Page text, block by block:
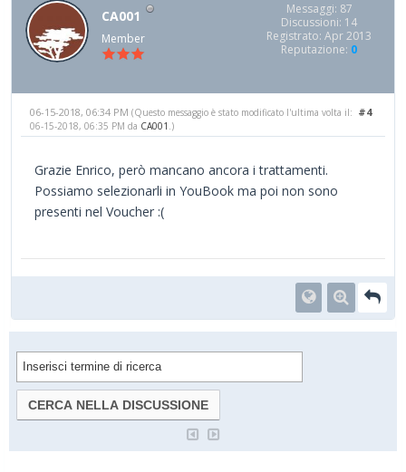
CA001
Member
Messaggi: 87
Discussioni: 14
Registrato: Apr 2013
Reputazione: 0
#4
06-15-2018, 06:34 PM (Questo messaggio è stato modificato l'ultima volta il:
06-15-2018, 06:35 PM da CA001 .)
Grazie Enrico, però mancano ancora i trattamenti.
Possiamo selezionarli in YouBook ma poi non sono
presenti nel Voucher :(